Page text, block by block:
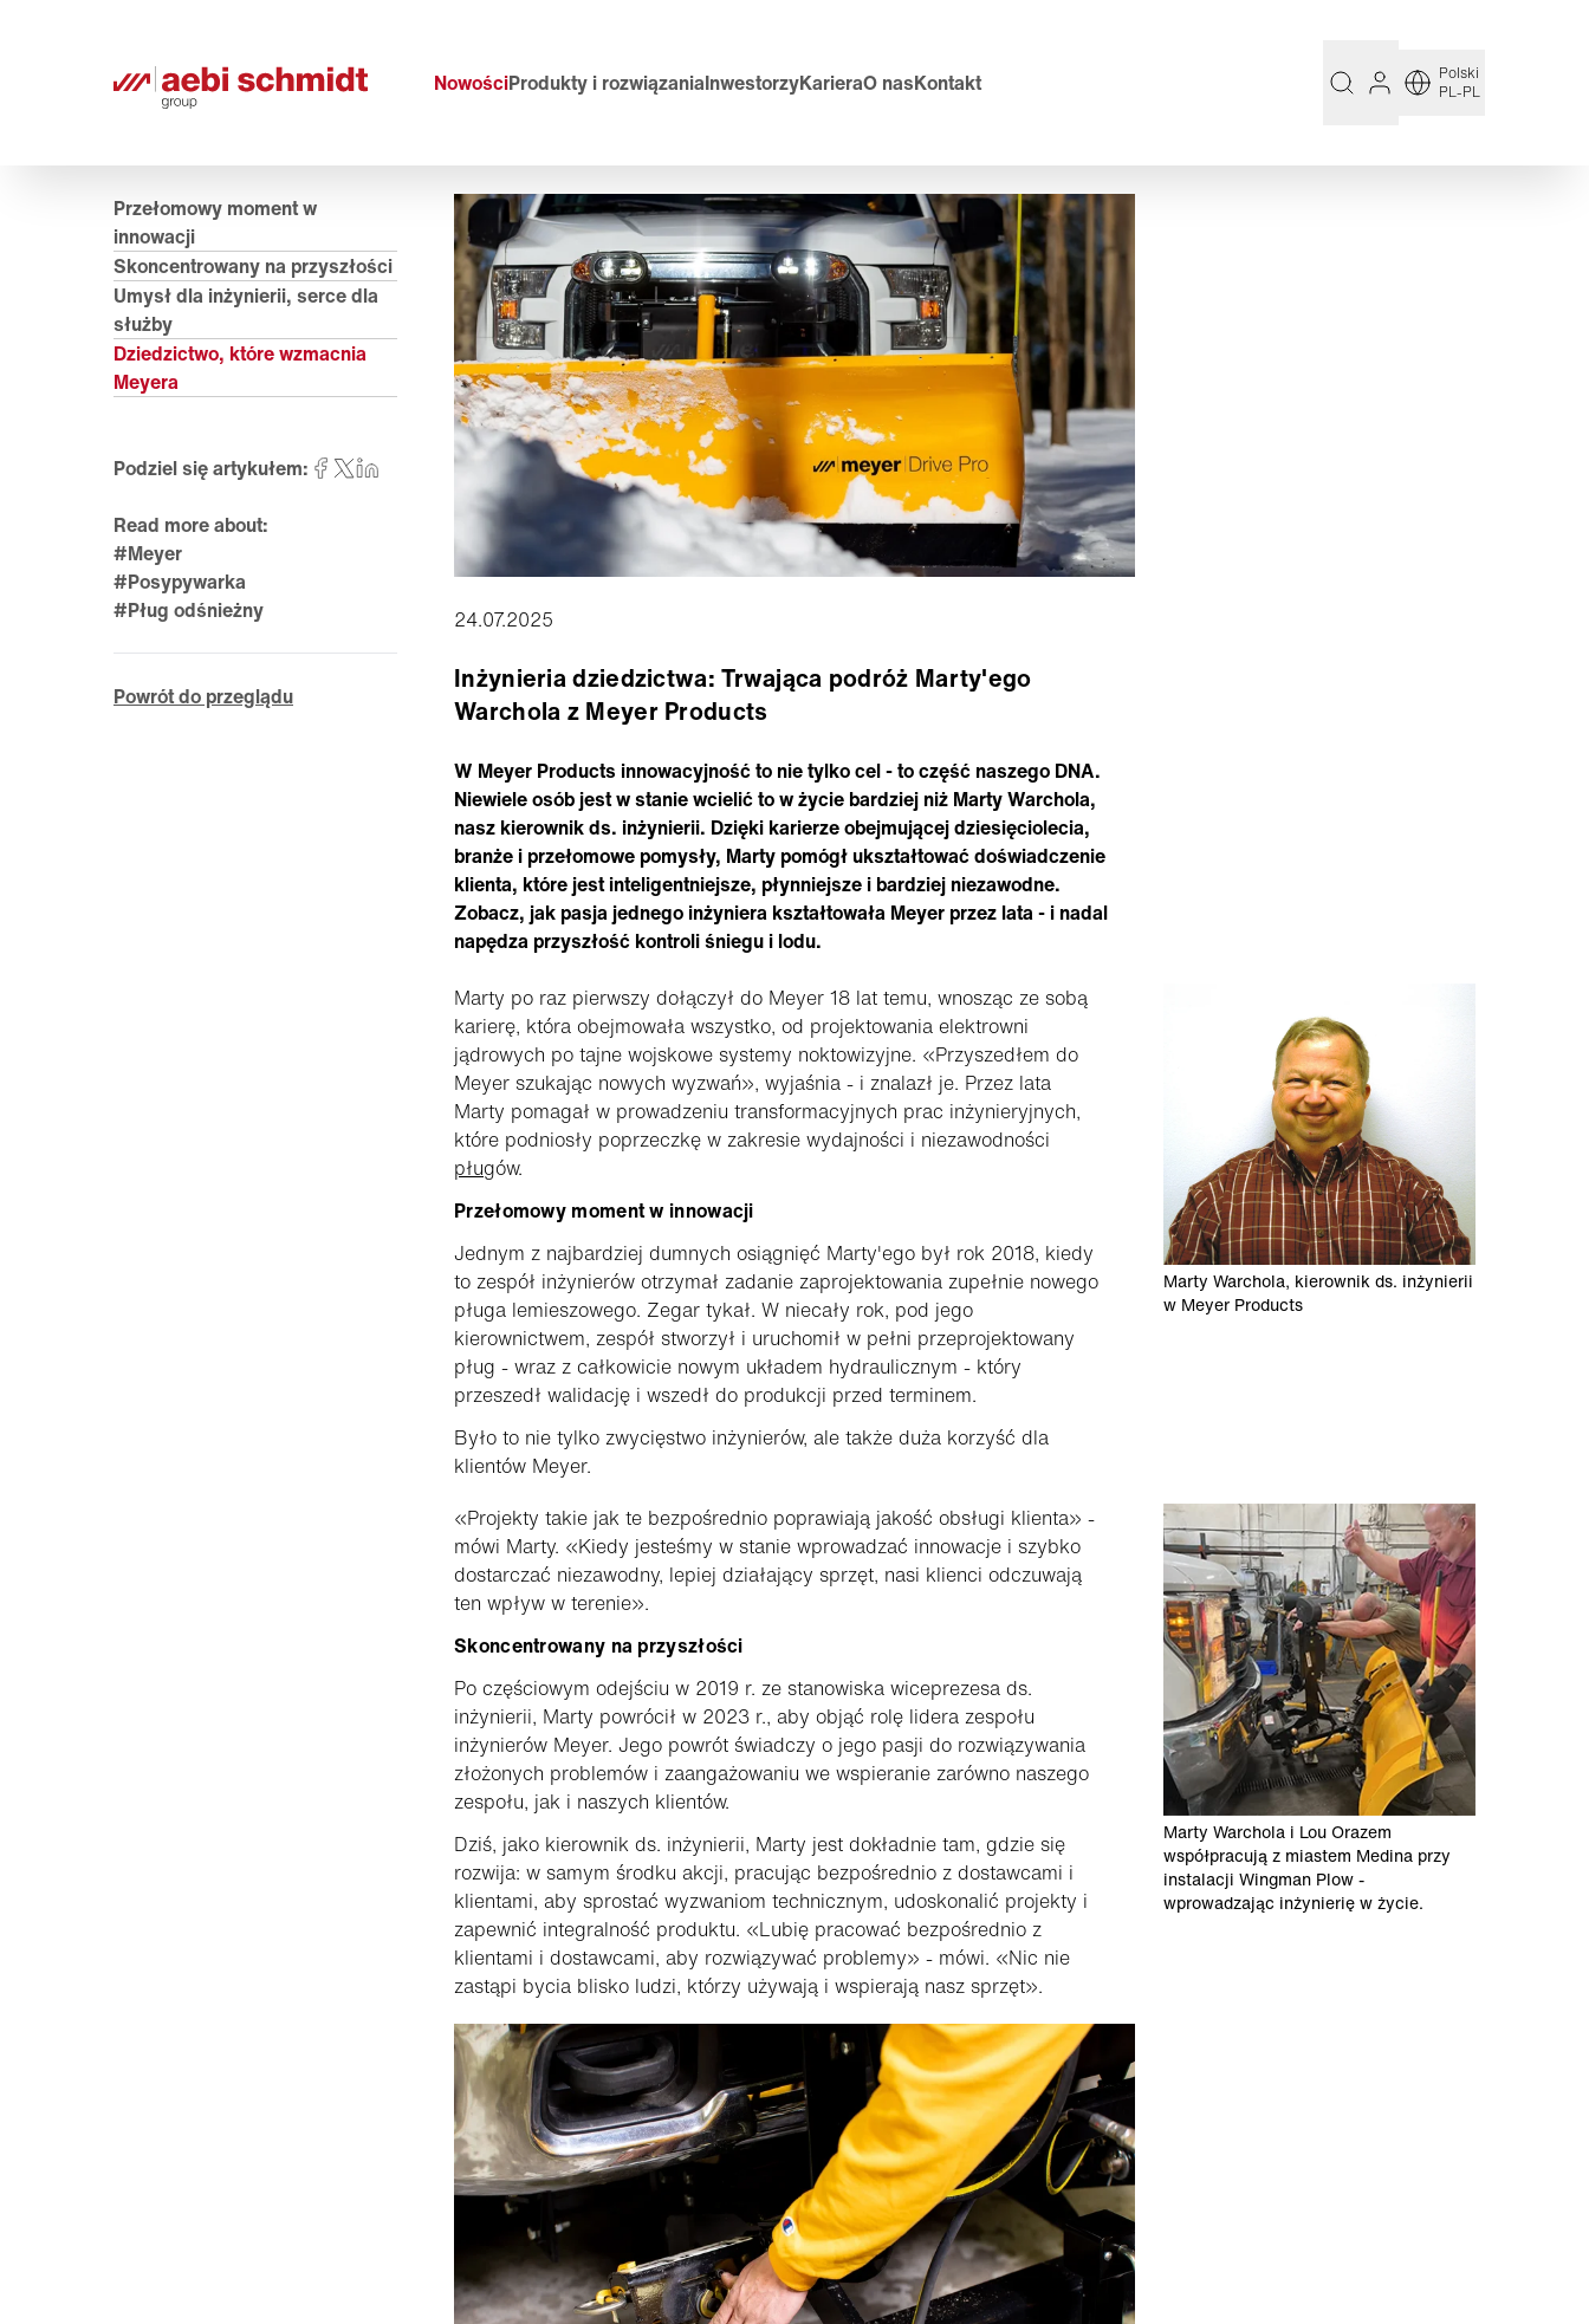
NowościProdukty i rozwiązaniaInwestorzyKarieraO nasKontakt
Polski
PL-PL
Przełomowy moment w
innowacji
Skoncentrowany na przyszłości
Umysł dla inżynierii, serce dla
służby
Dziedzictwo, które wzmacnia
Meyera
Podziel się artykułem:
Read more about:
#Meyer
#Posypywarka
#Pług odśnieżny
Powrót do przeglądu
24.07.2025
Inżynieria dziedzictwa: Trwająca podróż Marty'ego
Warchola z Meyer Products
W Meyer Products innowacyjność to nie tylko cel - to część naszego DNA.
Niewiele osób jest w stanie wcielić to w życie bardziej niż Marty Warchola,
nasz kierownik ds. inżynierii. Dzięki karierze obejmującej dziesięciolecia,
branże i przełomowe pomysły, Marty pomógł ukształtować doświadczenie
klienta, które jest inteligentniejsze, płynniejsze i bardziej niezawodne.
Zobacz, jak pasja jednego inżyniera kształtowała Meyer przez lata - i nadal
napędza przyszłość kontroli śniegu i lodu.
Marty po raz pierwszy dołączył do Meyer 18 lat temu, wnosząc ze sobą
karierę, która obejmowała wszystko, od projektowania elektrowni
jądrowych po tajne wojskowe systemy noktowizyjne. «Przyszedłem do
Meyer szukając nowych wyzwań», wyjaśnia - i znalazł je. Przez lata
Marty pomagał w prowadzeniu transformacyjnych prac inżynieryjnych,
które podniosły poprzeczkę w zakresie wydajności i niezawodności
pługów.
Przełomowy moment w innowacji
Jednym z najbardziej dumnych osiągnięć Marty'ego był rok 2018, kiedy
to zespół inżynierów otrzymał zadanie zaprojektowania zupełnie nowego
pługa lemieszowego. Zegar tykał. W niecały rok, pod jego
kierownictwem, zespół stworzył i uruchomił w pełni przeprojektowany
pług - wraz z całkowicie nowym układem hydraulicznym - który
przeszedł walidację i wszedł do produkcji przed terminem.
Było to nie tylko zwycięstwo inżynierów, ale także duża korzyść dla
klientów Meyer.
Marty Warchola, kierownik ds. inżynierii
w Meyer Products
«Projekty takie jak te bezpośrednio poprawiają jakość obsługi klienta» -
mówi Marty. «Kiedy jesteśmy w stanie wprowadzać innowacje i szybko
dostarczać niezawodny, lepiej działający sprzęt, nasi klienci odczuwają
ten wpływ w terenie».
Skoncentrowany na przyszłości
Po częściowym odejściu w 2019 r. ze stanowiska wiceprezesa ds.
inżynierii, Marty powrócił w 2023 r., aby objąć rolę lidera zespołu
inżynierów Meyer. Jego powrót świadczy o jego pasji do rozwiązywania
złożonych problemów i zaangażowaniu we wspieranie zarówno naszego
zespołu, jak i naszych klientów.
Dziś, jako kierownik ds. inżynierii, Marty jest dokładnie tam, gdzie się
rozwija: w samym środku akcji, pracując bezpośrednio z dostawcami i
klientami, aby sprostać wyzwaniom technicznym, udoskonalić projekty i
zapewnić integralność produktu. «Lubię pracować bezpośrednio z
klientami i dostawcami, aby rozwiązywać problemy» - mówi. «Nic nie
zastąpi bycia blisko ludzi, którzy używają i wspierają nasz sprzęt».
Marty Warchola i Lou Orazem
współpracują z miastem Medina przy
instalacji Wingman Plow -
wprowadzając inżynierię w życie.